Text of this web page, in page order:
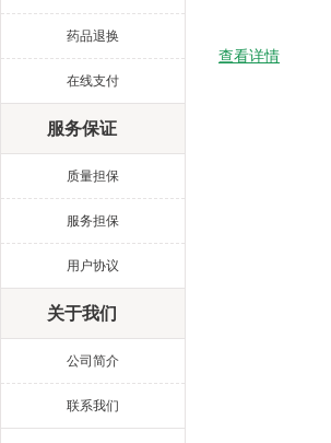
药品退换
在线支付
服务保证
质量担保
服务担保
用户协议
关于我们
公司简介
联系我们
查看详情